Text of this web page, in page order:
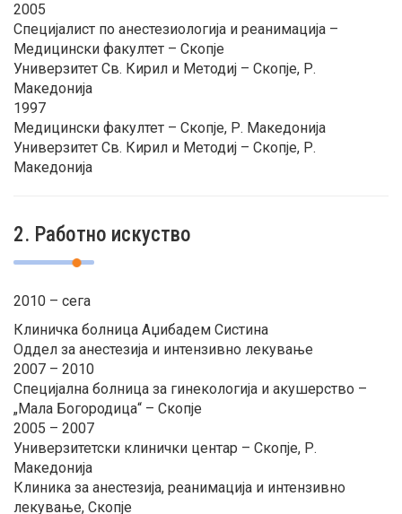
2005
Специјалист по анестезиологија и реанимација –
Медицински факултет – Скопје
Универзитет Св. Кирил и Методиј – Скопје, Р.
Македонија
1997
Медицински факултет – Скопје, Р. Македонија
Универзитет Св. Кирил и Методиј – Скопје, Р.
Македонија
2. Работно искуство
2010 – сега
Клиничка болница Аџибадем Систина
Оддел за анестезија и интензивно лекување
2007 – 2010
Специјална болница за гинекологија и акушерство –
„Мала Богородица“ – Скопје
2005 – 2007
Универзитетски клинички центар – Скопје, Р.
Македонија
Клиника за анестезија, реанимација и интензивно
лекување, Скопје